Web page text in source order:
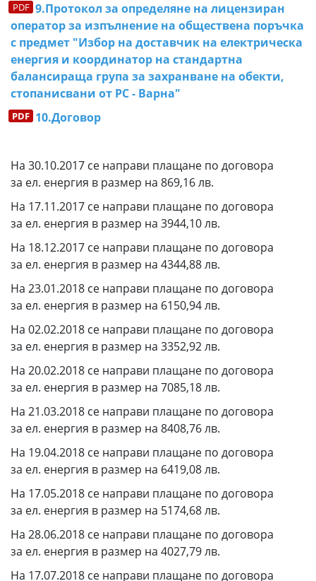
9.Протокол за определяне на лицензиран
оператор за изпълнение на обществена поръчка
с предмет "Избор на доставчик на електрическа
енергия и координатор на стандартна
балансираща група за захранване на обекти,
стопанисвани от РС - Варна"
10.Договор
На 30.10.2017 се направи плащане по договора
за ел. енергия в размер на 869,16 лв.
На 17.11.2017 се направи плащане по договора
за ел. енергия в размер на 3944,10 лв.
На 18.12.2017 се направи плащане по договора
за ел. енергия в размер на 4344,88 лв.
На 23.01.2018 се направи плащане по договора
за ел. енергия в размер на 6150,94 лв.
На 02.02.2018 се направи плащане по договора
за ел. енергия в размер на 3352,92 лв.
На 20.02.2018 се направи плащане по договора
за ел. енергия в размер на 7085,18 лв.
На 21.03.2018 се направи плащане по договора
за ел. енергия в размер на 8408,76 лв.
На 19.04.2018 се направи плащане по договора
за ел. енергия в размер на 6419,08 лв.
На 17.05.2018 се направи плащане по договора
за ел. енергия в размер на 5174,68 лв.
На 28.06.2018 се направи плащане по договора
за ел. енергия в размер на 4027,79 лв.
На 17.07.2018 се направи плащане по договора